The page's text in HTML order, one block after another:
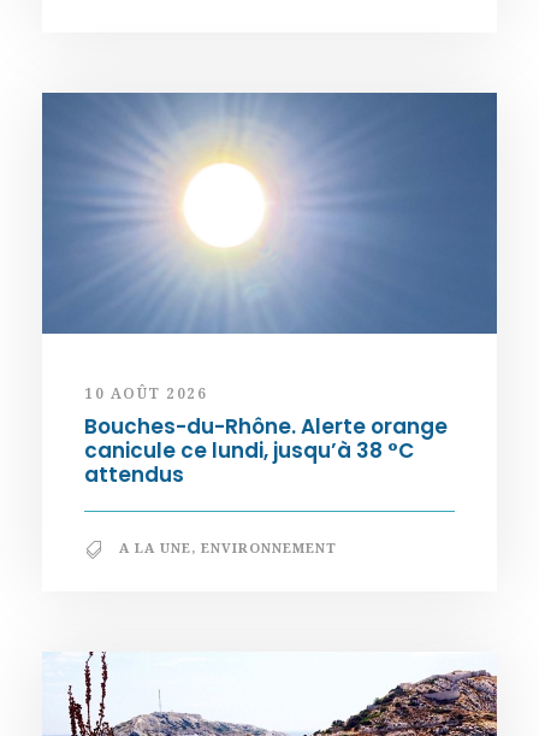
10 AOÛT 2026
Bouches-du-Rhône. Alerte orange
canicule ce lundi, jusqu’à 38 °C
attendus
A LA UNE, ENVIRONNEMENT